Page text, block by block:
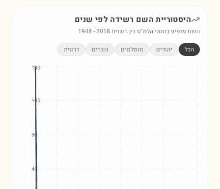
היסטוריית השם רשידה לפי שנים
השם מופיע בנתוני הלמ"ס בין השנים 1948 -2018
הכל יהודים מוסלמים נוצרים דרוזים
45
90
135
180